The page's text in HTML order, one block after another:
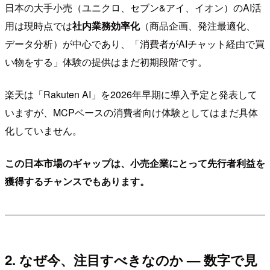
日本の大手小売（ユニクロ、セブン&アイ、イオン）のAI活
用は現時点では社内業務効率化（商品企画、発注最適化、
データ分析）が中心であり、「消費者がAIチャット経由で買
い物をする」体験の提供はまだ初期段階です。
楽天は「Rakuten AI」を2026年早期に導入予定と発表して
いますが、MCPベースの消費者向け体験としてはまだ具体
化していません。
この日本市場のギャップは、小売企業にとって先行者利益を
獲得するチャンスでもあります。
2. なぜ今、注目すべきなのか — 数字で見